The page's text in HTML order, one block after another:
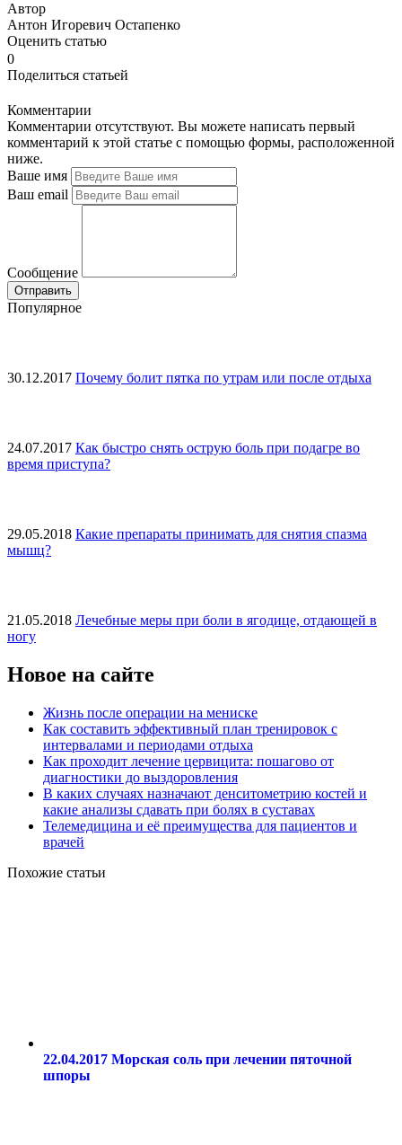
Автор
Антон Игоревич Остапенко
Оценить статью
0
Поделиться статьей
Комментарии
Комментарии отсутствуют. Вы можете написать первый
комментарий к этой статье с помощью формы, расположенной
ниже.
Ваше имя
Ваш email
Сообщение
Популярное
30.12.2017 Почему болит пятка по утрам или после отдыха
24.07.2017 Как быстро снять острую боль при подагре во
время приступа?
29.05.2018 Какие препараты принимать для снятия спазма
мышц?
21.05.2018 Лечебные меры при боли в ягодице, отдающей в
ногу
Новое на сайте
Жизнь после операции на мениске
Как составить эффективный план тренировок с
интервалами и периодами отдыха
Как проходит лечение цервицита: пошагово от
диагностики до выздоровления
В каких случаях назначают денситометрию костей и
какие анализы сдавать при болях в суставах
Телемедицина и её преимущества для пациентов и
врачей
Похожие статьи
22.04.2017 Морская соль при лечении пяточной
шпоры